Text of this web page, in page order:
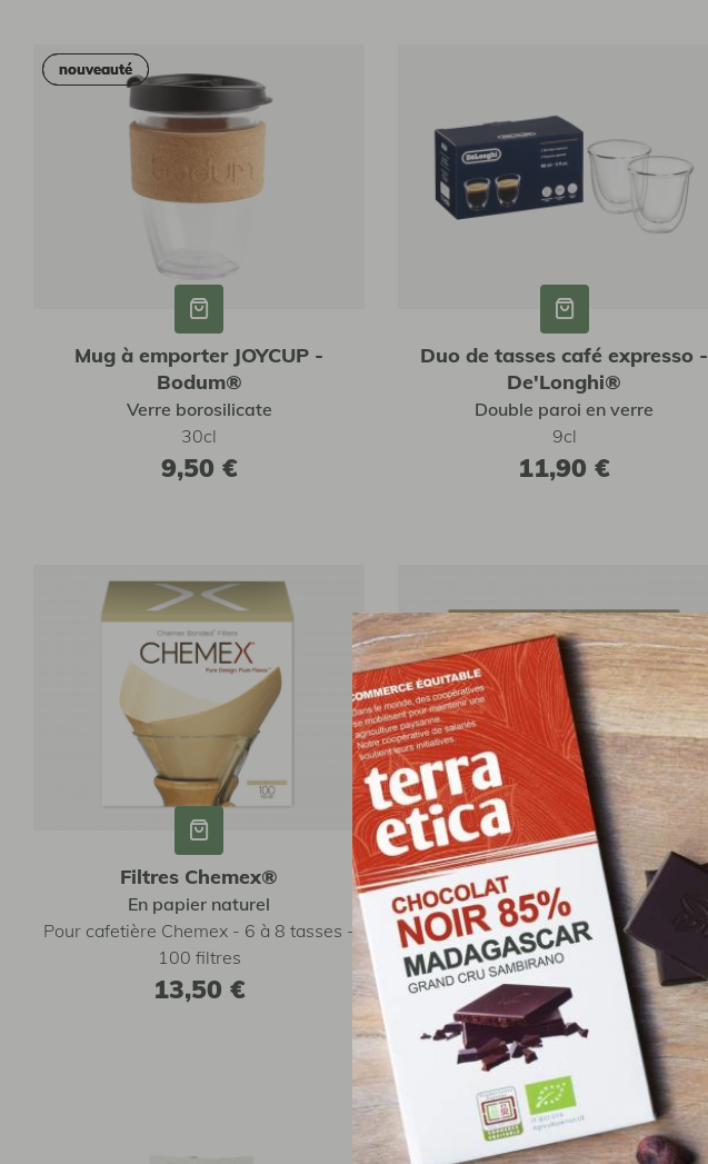
nouveauté
nouveauté
Mug à emporter JOYCUP -
Bodum®
Verre borosilicate
30cl
9,50 €
Duo de tasses café expresso -
De'Longhi®
Double paroi en verre
9cl
11,90 €
Filtres Chemex®
En papier naturel
Pour cafetière Chemex - 6 à 8 tasses -
100 filtres
13,50 €
Filtres Chemex®
Pour cafetière Chemex - 3 tasses
Boîte de 100 filtres - 100 filtres
17,00 €